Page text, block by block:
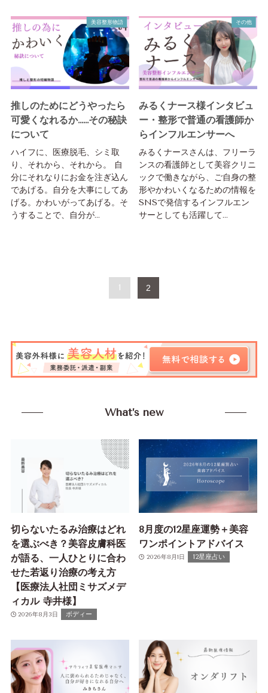
美容整形物語
推しのためにどうやったら
可愛くなれるか……その秘訣
について
ハイフに、医療脱毛、シミ取
り、それから、それから。 自
分にそれなりにお金を注ぎ込ん
であげる。自分を大事にしてあ
げる。かわいがってあげる。そ
うすることで、自分が...
その他
みるくナース様インタビュ
ー・整形で普通の看護師か
らインフルエンサーへ
みるくナースさんは、フリーラ
ンスの看護師として美容クリニ
ックで働きながら、ご自身の整
形やかわいくなるための情報を
SNSで発信するインフルエン
サーとしても活躍して...
1 2
What’s new
切らないたるみ治療はどれ
を選ぶべき？美容皮膚科医
が語る、一人ひとりに合わ
せた若返り治療の考え方
【医療法人社団ミサズメデ
ィカル 寺井様】
2026年8月3日 ボディー
8月度の12星座運勢＋美容
ワンポイントアドバイス
2026年8月1日 12星座占い